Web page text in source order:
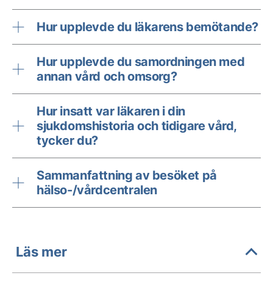
Hur upplevde du läkarens bemötande?
Hur upplevde du samordningen med
annan vård och omsorg?
Hur insatt var läkaren i din
sjukdomshistoria och tidigare vård,
tycker du?
Sammanfattning av besöket på
hälso-/vårdcentralen
Läs mer